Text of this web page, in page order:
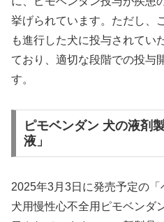
挙げられています。ただし、
も進行した犬に投与されてい
ており、適切な段階での投与
す。
ピモベンダン 犬の液剤
液」
2025年3月3日に発売予定の「
犬用慢性心不全用ピモベンダ